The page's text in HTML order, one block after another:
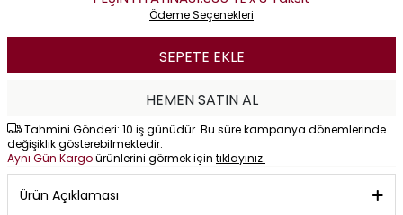
Ödeme Seçenekleri
SEPETE EKLE
HEMEN SATIN AL
Tahmini Gönderi: 10 iş günüdür. Bu süre kampanya dönemlerinde
değişiklik gösterebilmektedir.
Aynı Gün Kargoürünlerini görmek için tıklayınız.
Ürün Açıklaması